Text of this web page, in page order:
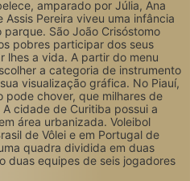
amparado por Júlia, Ana
Pereira viveu uma infância
São João Crisóstomo
pobres participar dos seus
lhes a vida. A partir do menu
a categoria de instrumento
visualização gráfica. No Piauí,
pode chover, que milhares de
cidade de Curitiba possui a
área urbanizada. Voleibol
de Vôlei e em Portugal de
quadra dividida em duas
duas equipes de seis jogadores